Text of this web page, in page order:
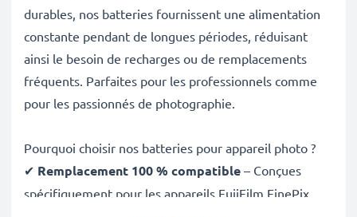
durables, nos batteries fournissent une alimentation
constante pendant de longues périodes, réduisant
ainsi le besoin de recharges ou de remplacements
fréquents. Parfaites pour les professionnels comme
pour les passionnés de photographie.
Pourquoi choisir nos batteries pour appareil photo ?
✔ Remplacement 100 % compatible – Conçues
spécifiquement pour les appareils FujiFilm FinePix